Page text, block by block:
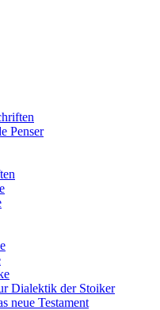
Penser
Dialektik der Stoiker
neue Testament